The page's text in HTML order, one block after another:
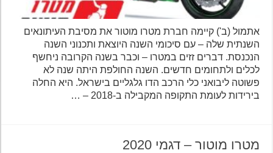
אתמול (ב') קיימה חברת מטרו מוטור את מסיבת העיתונאים
השנתית שלה – עם סיכומי השנה היוצאת ותכנוני השנה
הנכנסת. דברים זזים במטרו – וכבר בשנה הקרובה ניחשף
לכלים ולתחומים חדשים. השנה החולפת היתה שנה לא
פשוטה ליבואני כלי הרכב הדו גלגליים בישראל. היא החלה
בירידות לעומת התקופה המקבילה ב-2018 – …
מטרו מוטור – דגמי 2020